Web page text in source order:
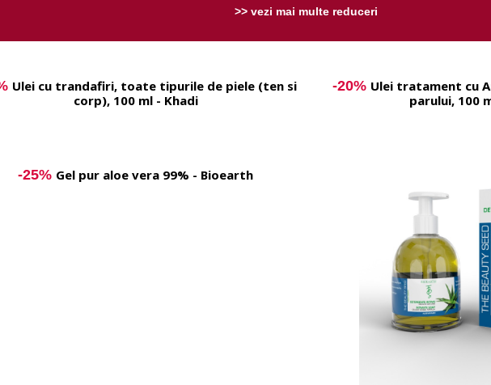
>> vezi mai multe reduceri
Ulei cu trandafiri, toate tipurile de piele (ten si
corp), 100 ml - Khadi
-20% Ulei tratament cu
parului, 100
-25% Gel pur aloe vera 99% - Bioearth